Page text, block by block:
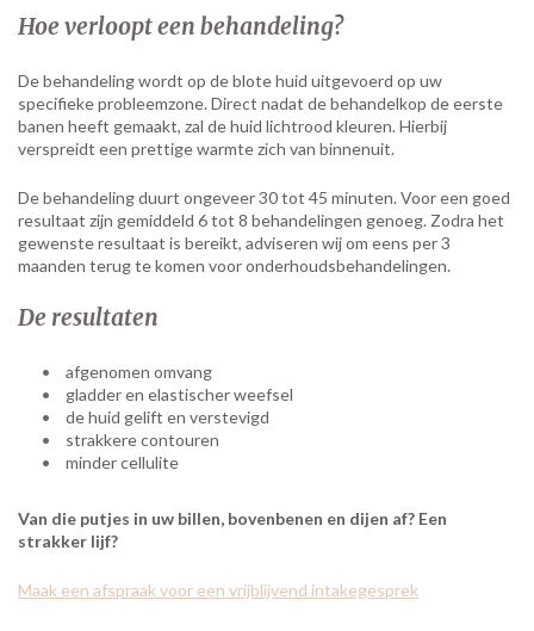
Hoe verloopt een behandeling?
De behandeling wordt op de blote huid uitgevoerd op uw
specifieke probleemzone. Direct nadat de behandelkop de eerste
banen heeft gemaakt, zal de huid lichtrood kleuren. Hierbij
verspreidt een prettige warmte zich van binnenuit.
De behandeling duurt ongeveer 30 tot 45 minuten. Voor een goed
resultaat zijn gemiddeld 6 tot 8 behandelingen genoeg. Zodra het
gewenste resultaat is bereikt, adviseren wij om eens per 3
maanden terug te komen voor onderhoudsbehandelingen.
De resultaten
afgenomen omvang
gladder en elastischer weefsel
de huid gelift en verstevigd
strakkere contouren
minder cellulite
Van die putjes in uw billen, bovenbenen en dijen af? Een
strakker lijf?
Maak een afspraak voor een vrijblijvend intakegesprek